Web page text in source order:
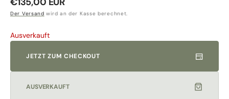
Preis
Der Versand wird an der Kasse berechnet.
Ausverkauft
JETZT ZUM CHECKOUT
AUSVERKAUFT